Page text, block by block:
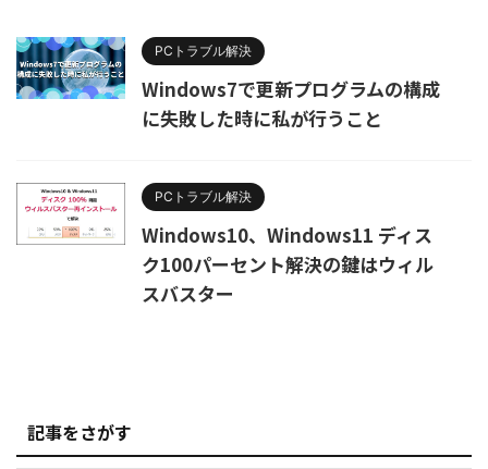
PCトラブル解決
Windows7で更新プログラムの構成
に失敗した時に私が行うこと
PCトラブル解決
Windows10、Windows11 ディス
ク100パーセント解決の鍵はウィル
スバスター
記事をさがす